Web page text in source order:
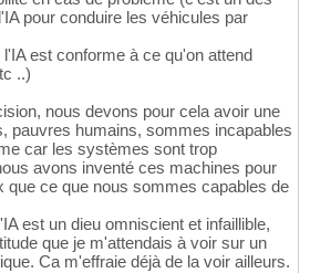
pour conduire les véhicules par
est conforme à ce qu'on attend
..)
nous devons pour cela avoir une
pauvres humains, sommes incapables
car les systèmes sont trop
avons inventé ces machines pour
que ce que nous sommes capables de
est un dieu omniscient et infaillible,
que je m'attendais à voir sur un
Ca m'effraie déjà de la voir ailleurs.